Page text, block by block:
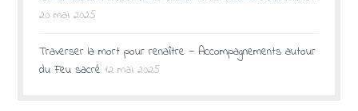
20 mai 2025
Traverser la mort pour renaître — Accompagnements autour
du Feu sacré 12 mai 2025